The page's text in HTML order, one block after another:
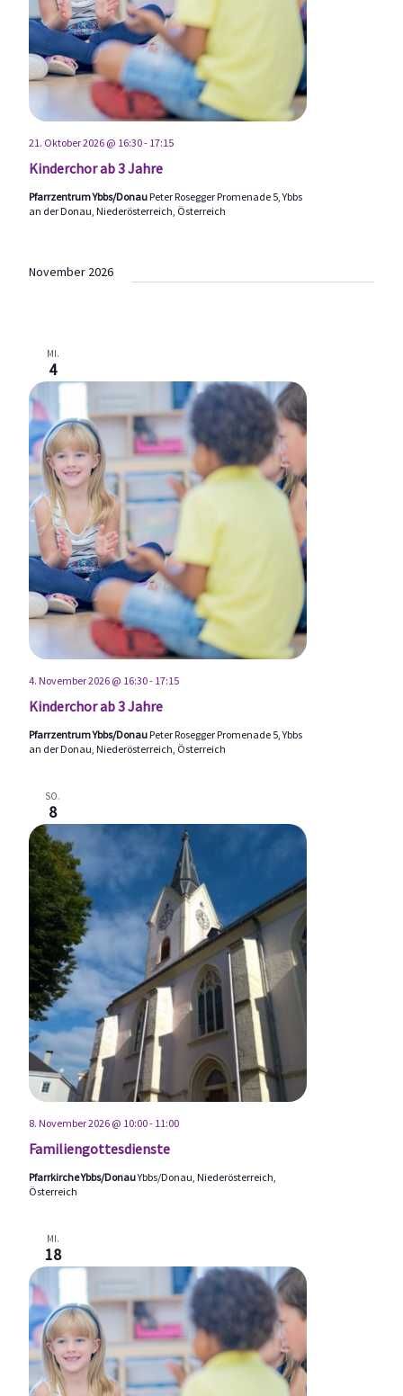
Kinderchor ab 3 Jahre
21. Oktober 2026 @ 16:30- 17:15
Pfarrzentrum Ybbs/Donau Peter Rosegger Promenade 5, Ybbs
an der Donau, Niederösterreich, Österreich
November 2026
MI.
4
Kinderchor ab 3 Jahre
4. November 2026 @ 16:30- 17:15
Pfarrzentrum Ybbs/Donau Peter Rosegger Promenade 5, Ybbs
an der Donau, Niederösterreich, Österreich
SO.
8
Familiengottesdienste
8. November 2026 @ 10:00- 11:00
Pfarrkirche Ybbs/DonauYbbs/Donau, Niederösterreich,
Österreich
MI.
18